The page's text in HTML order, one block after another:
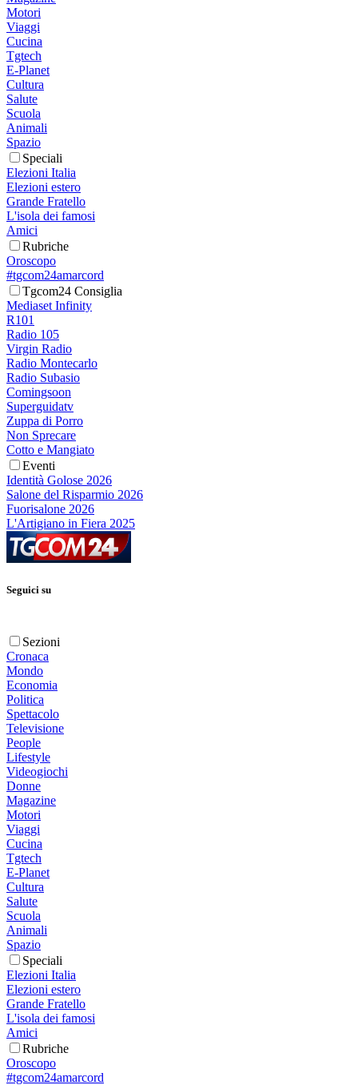
Motori
Viaggi
Cucina
Tgtech
E-Planet
Cultura
Salute
Scuola
Animali
Spazio
Speciali
Elezioni Italia
Elezioni estero
Grande Fratello
L'isola dei famosi
Amici
Rubriche
Oroscopo
#tgcom24amarcord
Tgcom24 Consiglia
Mediaset Infinity
R101
Radio 105
Virgin Radio
Radio Montecarlo
Radio Subasio
Comingsoon
Superguidatv
Zuppa di Porro
Non Sprecare
Cotto e Mangiato
Eventi
Identità Golose 2026
Salone del Risparmio 2026
Fuorisalone 2026
L'Artigiano in Fiera 2025
Seguici su
Sezioni
Cronaca
Mondo
Economia
Politica
Spettacolo
Televisione
People
Lifestyle
Videogiochi
Donne
Magazine
Motori
Viaggi
Cucina
Tgtech
E-Planet
Cultura
Salute
Scuola
Animali
Spazio
Speciali
Elezioni Italia
Elezioni estero
Grande Fratello
L'isola dei famosi
Amici
Rubriche
Oroscopo
#tgcom24amarcord